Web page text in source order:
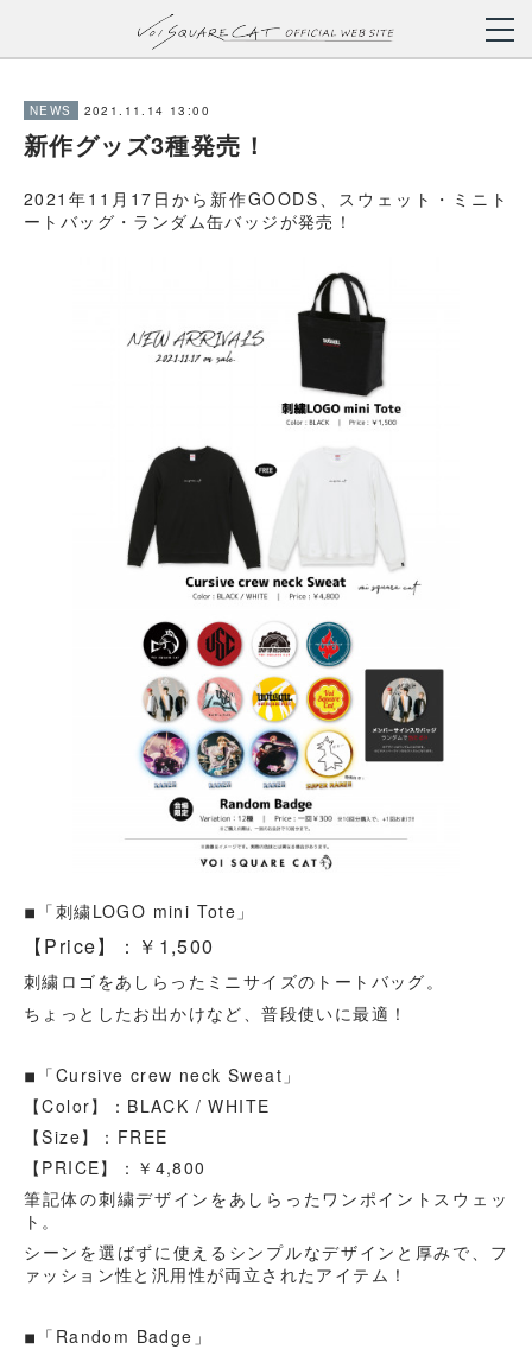
NEWS 2021.11.14 13:00
新作グッズ3種発売！
2021年11月17日から新作GOODS、スウェット・ミニト
ートバッグ・ランダム缶バッジが発売！
◾︎「刺繍LOGO mini Tote」
【Price】：￥1,500
刺繍ロゴをあしらったミニサイズのトートバッグ。
ちょっとしたお出かけなど、普段使いに最適！
◾︎「Cursive crew neck Sweat」
【Color】：BLACK / WHITE
【Size】：FREE
【PRICE】：￥4,800
筆記体の刺繍デザインをあしらったワンポイントスウェッ
ト。
シーンを選ばずに使えるシンプルなデザインと厚みで、フ
ァッション性と汎用性が両立されたアイテム！
◾︎「Random Badge」